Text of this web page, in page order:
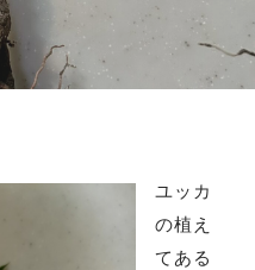
ユッカ
の植え
てある